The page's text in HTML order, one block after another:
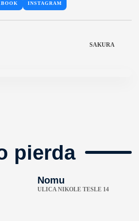
INSTAGRAM
SAKURA
pierda
Nomu
ULICA NIKOLE TESLE 14